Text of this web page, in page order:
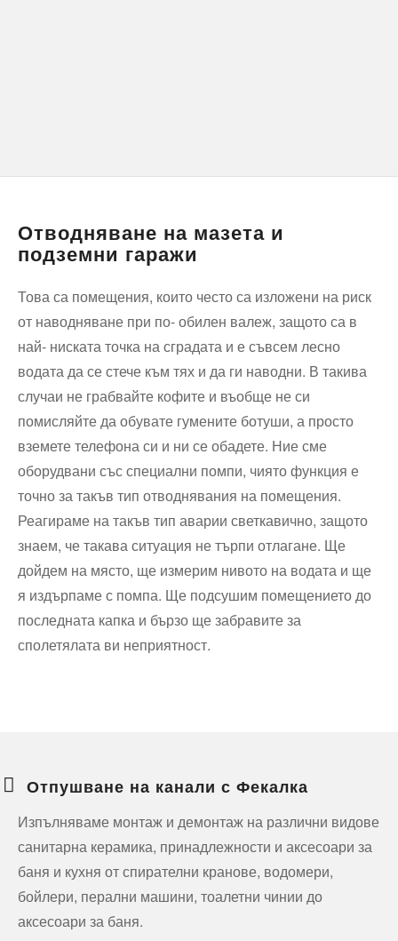
Отводняване на мазета и
подземни гаражи
Това са помещения, които често са изложени на риск
от наводняване при по- обилен валеж, защото са в
най- ниската точка на сградата и е съвсем лесно
водата да се стече към тях и да ги наводни. В такива
случаи не грабвайте кофите и въобще не си
помисляйте да обувате гумените ботуши, а просто
вземете телефона си и ни се обадете. Ние сме
оборудвани със специални помпи, чиято функция е
точно за такъв тип отводнявания на помещения.
Реагираме на такъв тип аварии светкавично, защото
знаем, че такава ситуация не търпи отлагане. Ще
дойдем на място, ще измерим нивото на водата и ще
я издърпаме с помпа. Ще подсушим помещението до
последната капка и бързо ще забравите за
сполетялата ви неприятност.
Отпушване на канали с Фекалка
Изпълняваме монтаж и демонтаж на различни видове
санитарна керамика, принадлежности и аксесоари за
баня и кухня от спирателни кранове, водомери,
бойлери, перални машини, тоалетни чинии до
аксесоари за баня.